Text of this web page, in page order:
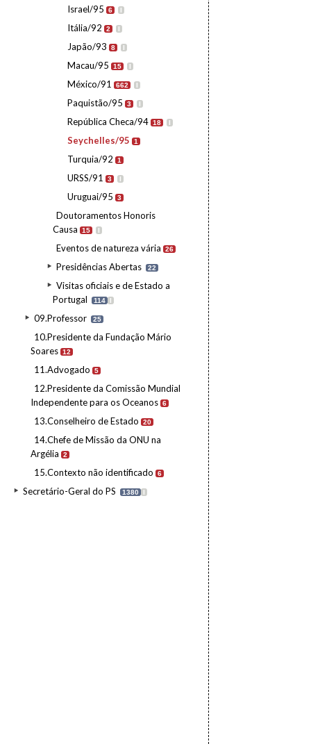
Israel/95 6 I
Itália/92 2 I
Japão/93 8 I
Macau/95 15 I
México/91 662 I
Paquistão/95 3 I
República Checa/94 18 I
Seychelles/95 1
Turquia/92 1
URSS/91 3 I
Uruguai/95 3
Doutoramentos Honoris
Causa
15 I
Eventos de natureza vária 26
Presidências Abertas 22
Visitas oficiais e de Estado a
Portugal
114 I
09.Professor 25
10.Presidente da Fundação Mário
Soares 12
11.Advogado 5
12.Presidente da Comissão Mundial
Independente para os Oceanos 6
13.Conselheiro de Estado 20
14.Chefe de Missão da ONU na
Argélia
2
15.Contexto não identificado 6
Secretário-Geral do PS 1380 I